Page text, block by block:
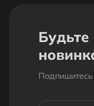
Будьте